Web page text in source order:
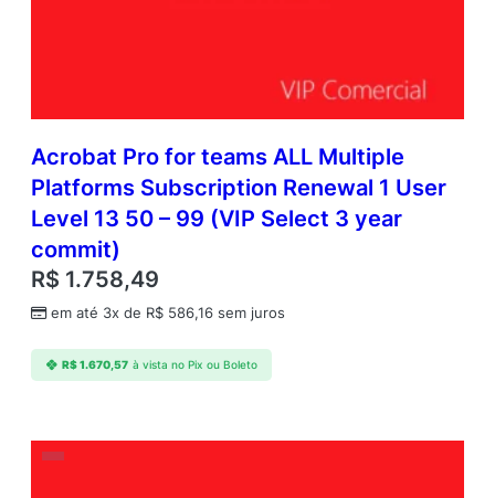
Acrobat Pro for teams ALL Multiple
Platforms Subscription Renewal 1 User
Level 13 50 – 99 (VIP Select 3 year
commit)
R$ 1.758,49
em até 3x de R$ 586,16 sem juros
R$1.670,57 à vista no Pix ou Boleto